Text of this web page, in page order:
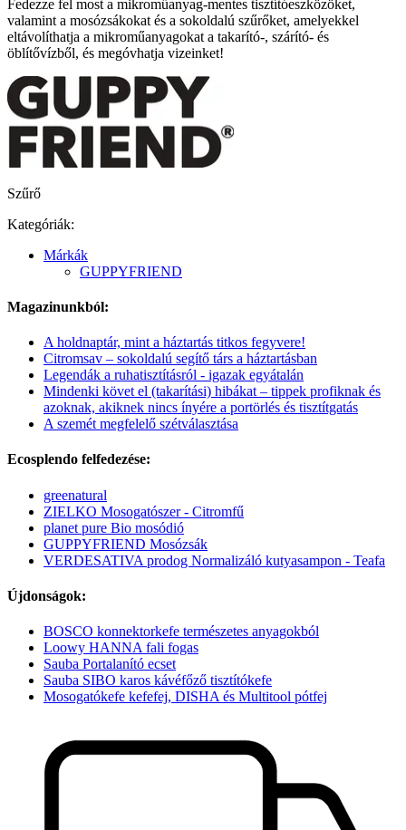
Fedezze fel most a mikroműanyag-mentes tisztítóeszközöket,
valamint a mosózsákokat és a sokoldalú szűrőket, amelyekkel
eltávolíthatja a mikroműanyagokat a takarító-, szárító- és
öblítővízből, és megóvhatja vizeinket!
Szűrő
Kategóriák:
Márkák
GUPPYFRIEND
Magazinunkból:
A holdnaptár, mint a háztartás titkos fegyvere!
Citromsav – sokoldalú segítő társ a háztartásban
Legendák a ruhatisztításról - igazak egyátalán
Mindenki követ el (takarítási) hibákat – tippek profiknak és
azoknak, akiknek nincs ínyére a portörlés és tisztítgatás
A szemét megfelelő szétválasztása
Ecosplendo felfedezése:
greenatural
ZIELKO Mosogatószer - Citromfű
planet pure Bio mosódió
GUPPYFRIEND Mosózsák
VERDESATIVA prodog Normalizáló kutyasampon - Teafa
Újdonságok:
BOSCO konnektorkefe természetes anyagokból
Loowy HANNA fali fogas
Sauba Portalanító ecset
Sauba SIBO karos kávéfőző tisztítókefe
Mosogatókefe kefefej, DISHA és Multitool pótfej